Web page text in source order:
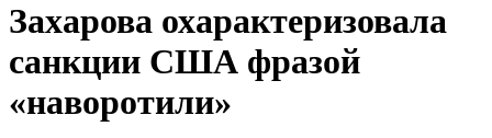
Захарова охарактеризовала
санкции США фразой
«наворотили»